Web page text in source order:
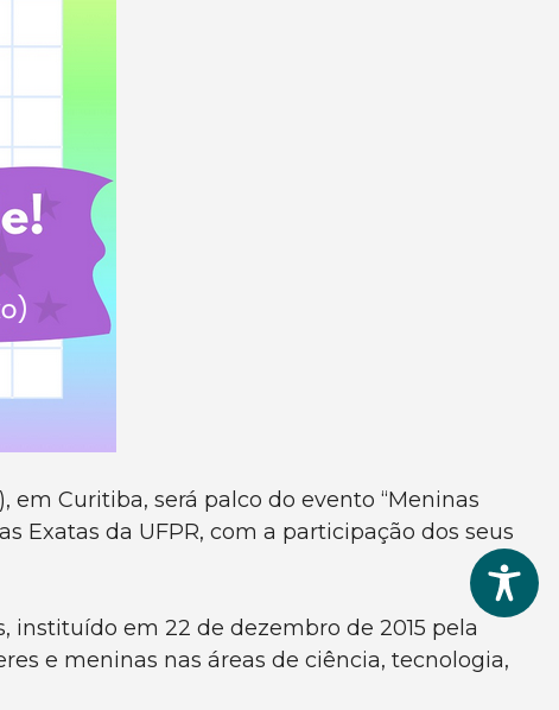
em Curitiba, será palco do evento “Meninas
Exatas da UFPR, com a participação dos seus
instituído em 22 de dezembro de 2015 pela
e meninas nas áreas de ciência, tecnologia,